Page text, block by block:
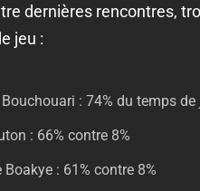
dernières rencontres,
jeu :
: 74% du temps
: 66% contre 8%
: 61% contre 8%